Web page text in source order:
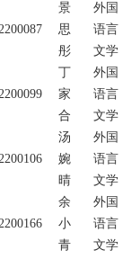
景
思
彤
外国
语言
文学
丁
家
合
外国
语言
文学
汤
婉
晴
外国
语言
文学
余
小
青
外国
语言
文学